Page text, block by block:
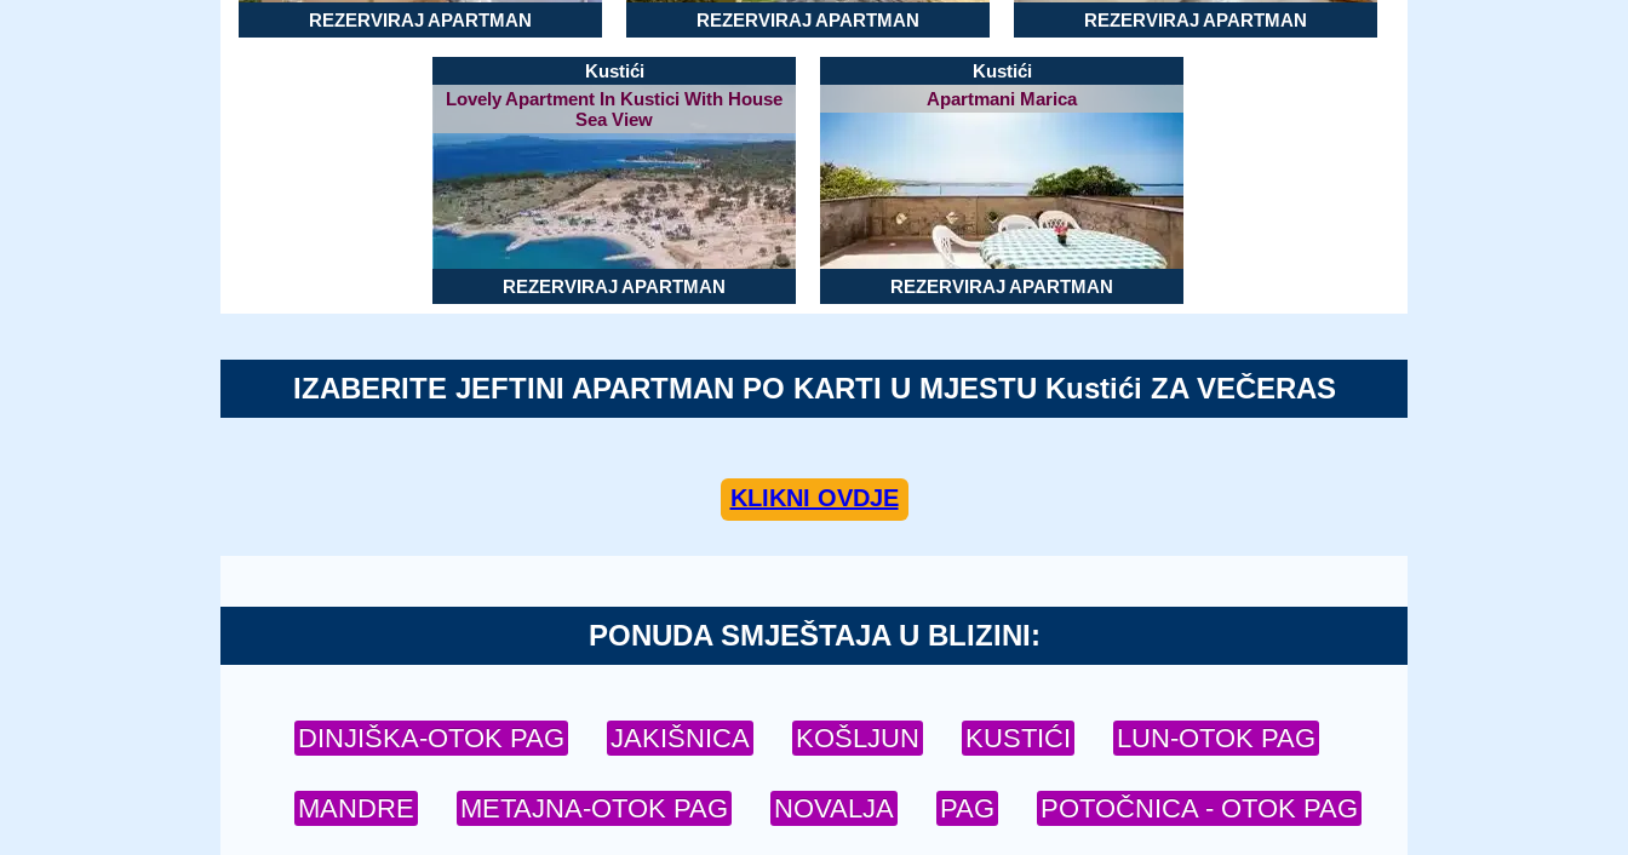
REZERVIRAJ APARTMAN REZERVIRAJ APARTMAN REZERVIRAJ APARTMAN
Kustići
Lovely Apartment In Kustici With House
Sea View
REZERVIRAJ APARTMAN
Kustići
Apartmani Marica
REZERVIRAJ APARTMAN
IZABERITE JEFTINI APARTMAN PO KARTI U MJESTU Kustići ZA VEČERAS
KLIKNI OVDJE
PONUDA SMJEŠTAJA U BLIZINI:
DINJIŠKA-OTOK PAG JAKIŠNICA KOŠLJUN KUSTIĆI LUN-OTOK PAG
MANDRE METAJNA-OTOK PAG NOVALJA PAG POTOČNICA - OTOK PAG